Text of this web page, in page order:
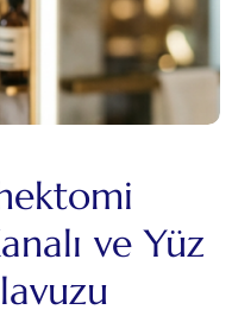
ve Yüz